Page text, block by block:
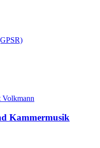
Kammermusik